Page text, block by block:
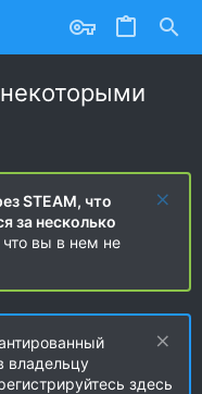
STEAM, что
за несколько
что вы в нем не
владельцу
здесь